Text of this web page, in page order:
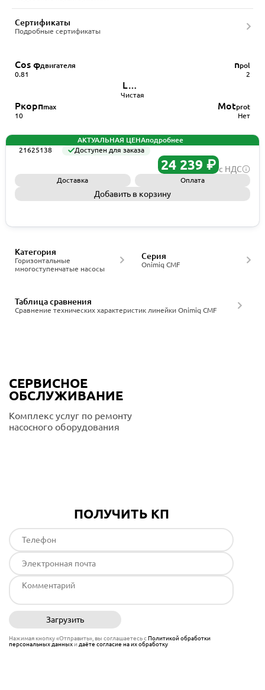
Сертификаты
Подробные сертификаты
Cos φдвигателя
0.81
npol
2
Pкорпmax
10
Motprot
Нет
L
жидкость
Чистая
АКТУАЛЬНАЯ ЦЕНАподробнее
21625138
Доступен для заказа
24 239 ₽ с НДС
Доставка Оплата
Добавить в корзину
Горизонтальные
многоступенчатые насосы
Категория
Onimiq CMF
Серия
Сравнение технических характеристик линейки Onimiq CMF
Таблица сравнения
СЕРВИСНОЕ
ОБСЛУЖИВАНИЕ
Комплекс услуг по ремонту
насосного оборудования
ПОЛУЧИТЬ КП
Загрузить
Нажимая кнопку «Отправить», вы соглашаетесь сПолитикой обработки
персональных данныхи даёте согласие на их обработку